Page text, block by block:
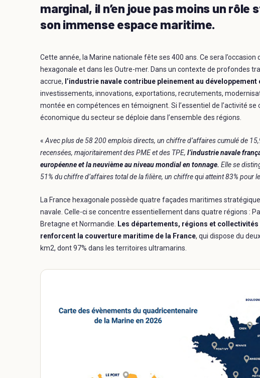
marginal, il n’en joue pas moins un
son immense espace maritime.
Cette année, la Marine nationale fête ses 400 ans. Ce sera
hexagonale et dans les Outre-mer. Dans un contexte de profondes
accrue, l’industrie navale contribue pleinement au
investissements, innovations, exportations, recrutements,
montée en compétences en témoignent. Si l’essentiel de l’activité
économique du secteur se déploie dans l’ensemble des régions.
« Avec plus de 58 200 emplois directs, un chiffre d’affaires cumulé de
recensées, majoritairement des PME et des TPE, l’industrie navale
européenne et la neuvième au niveau mondial en tonnage. Elle se
51% du chiffre d’affaires total de la filière, un chiffre qui atteint 83% pour
La France hexagonale possède quatre façades maritimes
navale. Celle-ci se concentre essentiellement dans quatre régions :
Bretagne et Normandie.
Les départements, régions et
renforcent la couverture maritime de la France, qui dispose du
km2, dont 97% dans les territoires ultramarins.